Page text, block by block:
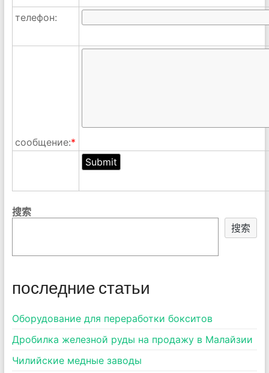
телефон:
сообщение:*
搜索
搜索
последние статьи
Оборудование для переработки бокситов
Дробилка железной руды на продажу в Малайзии
Чилийские медные заводы